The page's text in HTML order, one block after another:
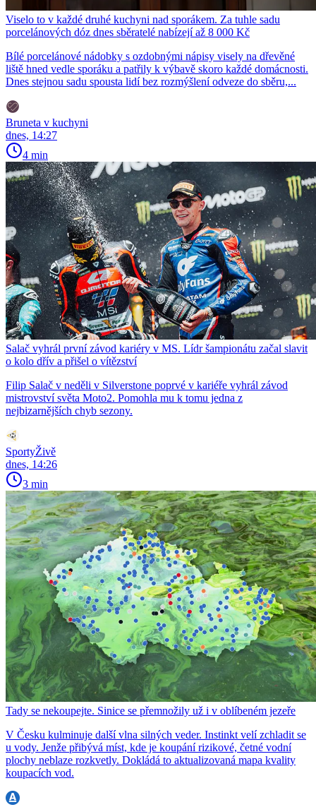
Viselo to v každé druhé kuchyni nad sporákem. Za tuhle sadu
porcelánových dóz dnes sběratelé nabízejí až 8 000 Kč
Bílé porcelánové nádobky s ozdobnými nápisy visely na dřevěné
liště hned vedle sporáku a patřily k výbavě skoro každé domácnosti.
Dnes stejnou sadu spousta lidí bez rozmýšlení odveze do sběru,...
Bruneta v kuchyni
dnes, 14:27
4 min
Salač vyhrál první závod kariéry v MS. Lídr šampionátu začal slavit
o kolo dřív a přišel o vítězství
Filip Salač v neděli v Silverstone poprvé v kariéře vyhrál závod
mistrovství světa Moto2. Pomohla mu k tomu jedna z
nejbizarnějších chyb sezony.
SportyŽivě
dnes, 14:26
3 min
Tady se nekoupejte. Sinice se přemnožily už i v oblíbeném jezeře
V Česku kulminuje další vlna silných veder. Instinkt velí zchladit se
u vody. Jenže přibývá míst, kde je koupání rizikové, četné vodní
plochy neblaze rozkvetly. Dokládá to aktualizovaná mapa kvality
koupacích vod.